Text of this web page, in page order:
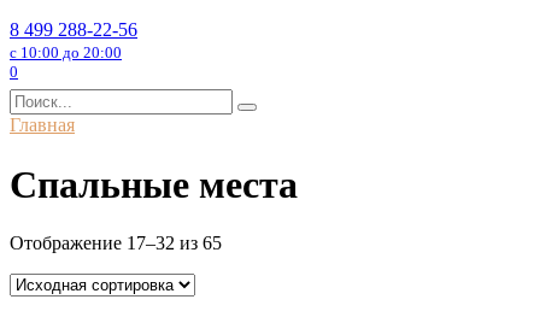
8 499 288-22-56
с 10:00 до 20:00
0
Search
for:
Главная
Спальные места
Отображение 17–32 из 65